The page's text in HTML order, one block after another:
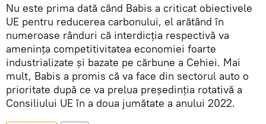
Nu este prima dată când Babis a criticat obiectivele
UE pentru reducerea carbonului, el arătând în
numeroase rânduri că interdicția respectivă va
amenința competitivitatea economiei foarte
industrializate și bazate pe cărbune a Cehiei. Mai
mult, Babis a promis că va face din sectorul auto o
prioritate după ce va prelua președinția rotativă a
Consiliului UE în a doua jumătate a anului 2022.